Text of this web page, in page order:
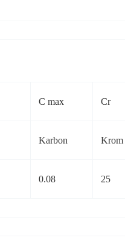
C max Cr
Karbon Krom
0.08 25